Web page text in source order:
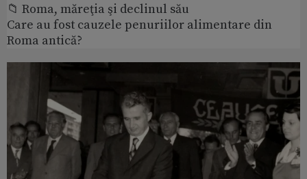
📁 Roma, măreţia şi declinul său
Care au fost cauzele penuriilor alimentare din
Roma antică?